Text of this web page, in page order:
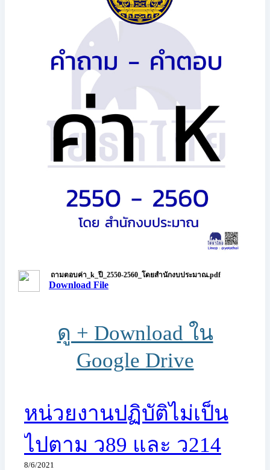
ถามตอบค่า_k_ปี_2550-2560_โดยสำนักงบประมาณ.pdf
Download File
ดู + Download ใน
Google Drive
หน่วยงานปฏิบัติไม่เป็น
ไปตาม ว89 และ ว214
8/6/2021